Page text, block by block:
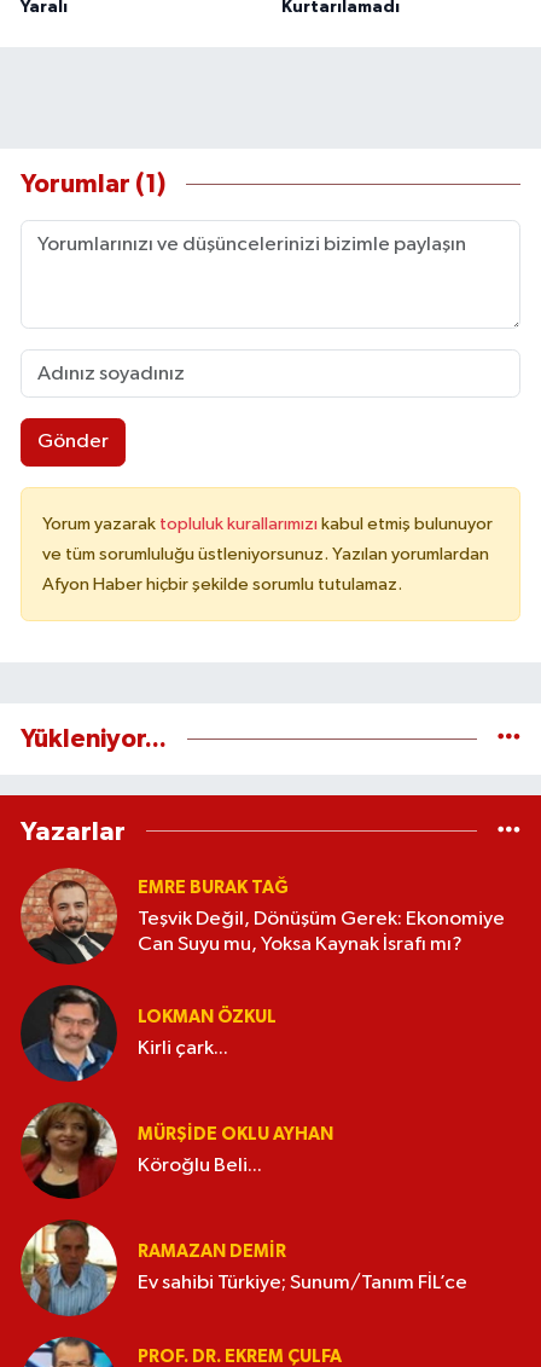
Yaralı Kurtarılamadı
Yorumlar (1)
Gönder
Yorum yazarak topluluk kurallarımızı kabul etmiş bulunuyor
ve tüm sorumluluğu üstleniyorsunuz. Yazılan yorumlardan
Afyon Haber hiçbir şekilde sorumlu tutulamaz.
Yükleniyor...
Yazarlar
EMRE BURAK TAĞ
Teşvik Değil, Dönüşüm Gerek: Ekonomiye
Can Suyu mu, Yoksa Kaynak İsrafı mı?
LOKMAN ÖZKUL
Kirli çark...
MÜRŞIDE OKLU AYHAN
Köroğlu Beli...
RAMAZAN DEMİR
Ev sahibi Türkiye; Sunum/Tanım FİL’ce
PROF. DR. EKREM ÇULFA